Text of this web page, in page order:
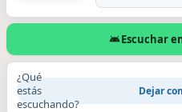
Escuchar
¿Qué
estás
escuchando?
Dejar